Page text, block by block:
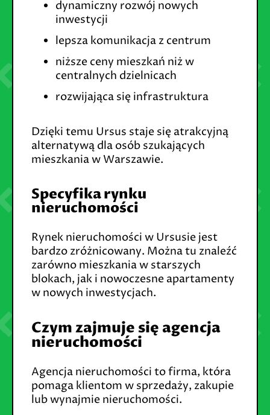
dynamiczny rozwój nowych
inwestycji
lepsza komunikacja z centrum
niższe ceny mieszkań niż w
centralnych dzielnicach
rozwijająca się infrastruktura
Dzięki temu Ursus staje się atrakcyjną
alternatywą dla osób szukających
mieszkania w Warszawie.
Specyfika rynku
nieruchomości
Rynek nieruchomości w Ursusie jest
bardzo zróżnicowany. Można tu znaleźć
zarówno mieszkania w starszych
blokach, jak i nowoczesne apartamenty
w nowych inwestycjach.
Czym zajmuje się agencja
nieruchomości
Agencja nieruchomości to firma, która
pomaga klientom w sprzedaży, zakupie
lub wynajmie nieruchomości.